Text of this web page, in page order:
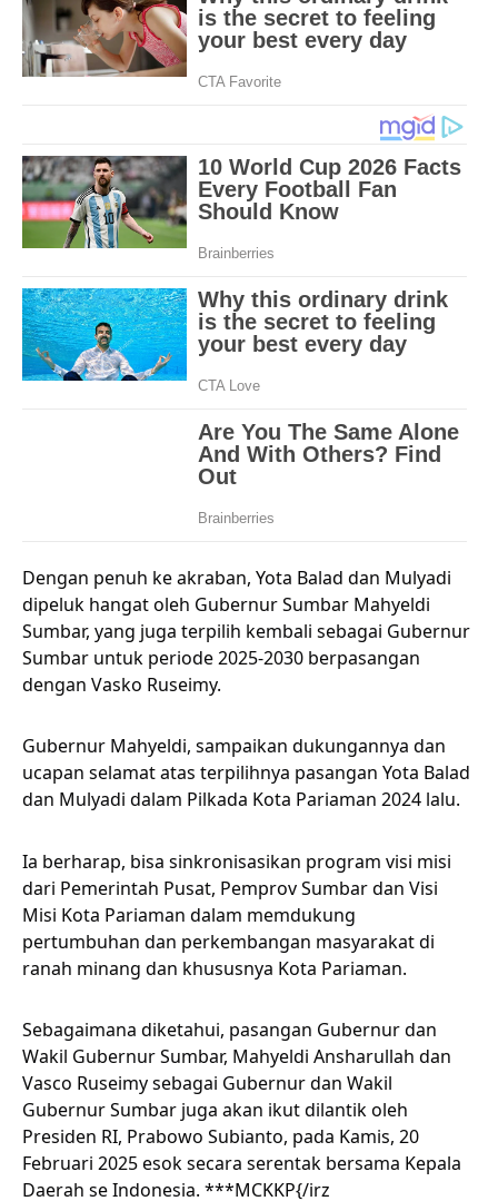
Dengan penuh ke akraban, Yota Balad dan Mulyadi
dipeluk hangat oleh Gubernur Sumbar Mahyeldi
Sumbar, yang jugaterpilih kembali sebagai Gubernur
Sumbar untuk periode 2025-2030 berpasangan
dengan Vasko Ruseimy.
Gubernur Mahyeldi, sampaikan dukungannya dan
ucapan selamat atas terpilihnya pasangan Yota Balad
dan Mulyadi dalam Pilkada Kota Pariaman 2024 lalu.
Ia berharap, bisa sinkronisasikan program visi misi
dari Pemerintah Pusat, Pemprov Sumbar dan Visi
Misi Kota Pariaman dalam memdukung
pertumbuhan dan perkembangan masyarakat di
ranah minang dan khususnya Kota Pariaman.
Sebagaimana diketahui, pasangan Gubernur dan
Wakil Gubernur Sumbar, Mahyeldi Ansharullah dan
Vasco Ruseimy sebagai Gubernur dan Wakil
Gubernur Sumbar juga akan ikut dilantik oleh
Presiden RI, Prabowo Subianto, pada Kamis, 20
Februari 2025 esok secara serentak bersama Kepala
Daerah se Indonesia. ***MCKKP{/irz